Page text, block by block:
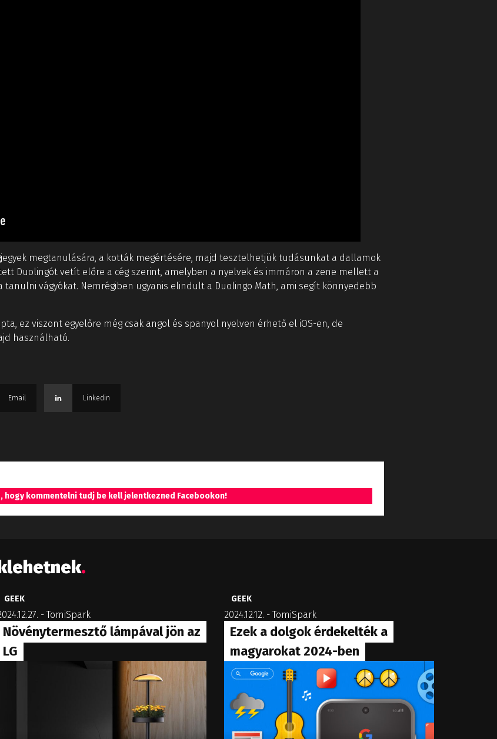
megtanulására, a kották megértésére, majd tesztelhetjük tudásunkat a dallamok
Duolingót vetít előre a cég szerint, amelyben a nyelvek és immáron a zene mellett a
vágyókat. Nemrégiben ugyanis elindult a Duolingo Math, ami segít könnyedebb
ez viszont egyelőre még csak angol és spanyol nyelven érhető el iOS-en, de
használható.
Email Linkedin
hogy kommentelni tudj be kell jelentkezned Facebookon!
.
GEEK
-TomiSpark
Növénytermesztő lámpával jön az
LG
GEEK
2024.12.12. -TomiSpark
Ezek a dolgok érdekelték a
magyarokat 2024-ben